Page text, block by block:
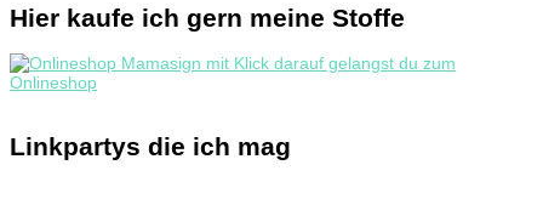
Hier kaufe ich gern meine Stoffe
Linkpartys die ich mag